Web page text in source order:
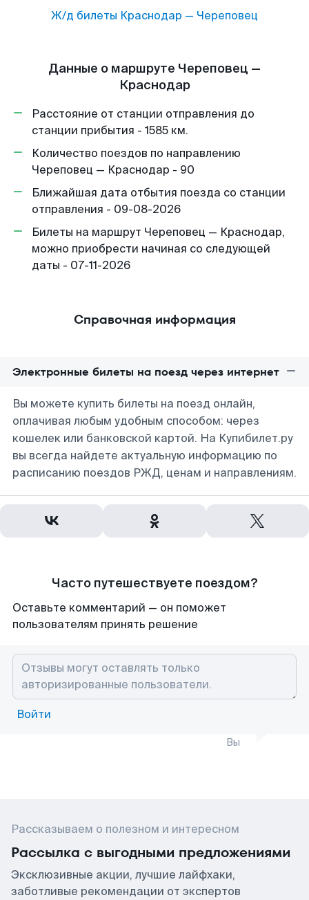
Ж/д билеты Краснодар — Череповец
Данные о маршруте Череповец —
Краснодар
Расстояние от станции отправления до
станции прибытия - 1585 км.
Количество поездов по направлению
Череповец — Краснодар - 90
Ближайшая дата отбытия поезда со станции
отправления - 09-08-2026
Билеты на маршрут Череповец — Краснодар,
можно приобрести начиная со следующей
даты - 07-11-2026
Справочная информация
Электронные билеты на поезд через интернет
Вы можете купить билеты на поезд онлайн,
оплачивая любым удобным способом: через
кошелек или банковской картой. На Купибилет.ру
вы всегда найдете актуальную информацию по
расписанию поездов РЖД, ценам и направлениям.
Часто путешествуете поездом?
Оставьте комментарий — он поможет
пользователям принять решение
Войти
Вы
Рассказываем о полезном и интересном
Рассылка с выгодными предложениями
Эксклюзивные акции, лучшие лайфхаки,
заботливые рекомендации от экспертов